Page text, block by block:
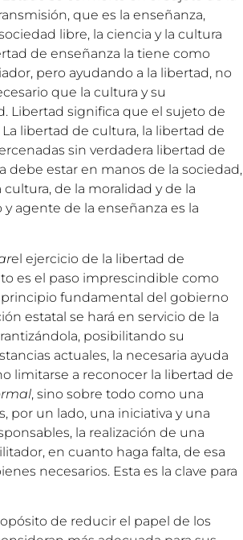
que es la enseñanza,
libre, la ciencia y la cultura
de enseñanza la tiene como
pero ayudando a la libertad, no
que la cultura y su
Libertad significa que el sujeto de
libertad de cultura, la libertad de
sin verdadera libertad de
debe estar en manos de la sociedad,
de la moralidad y de la
agente de la enseñanza es la
el ejercicio de la libertad de
es el paso imprescindible como
fundamental del gobierno
estatal se hará en servicio de la
posibilitando su
actuales, la necesaria ayuda
limitarse a reconocer la libertad de
, sino sobre todo como una
por un lado, una iniciativa y una
la realización de una
en cuanto haga falta, de esa
necesarios. Esta es la clave para
de reducir el papel de los